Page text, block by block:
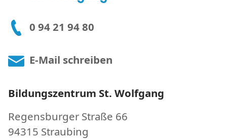
0 94 21 94 80
E-Mail schreiben
Bildungszentrum St. Wolfgang
Regensburger Straße 66
94315 Straubing